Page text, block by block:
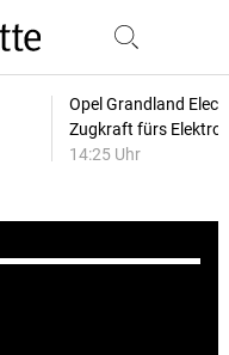
Opel Grandland
Zugkraft fürs
14:25 Uhr